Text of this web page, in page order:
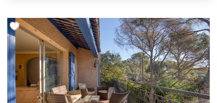
fait une demeure unique, à la fois raffinée et intemporelle.
Un cadre privilégié, calme et lumineux Nichée dans un
parc paysager de plus d'un hectare, la propriété offre un
environnement enchanteur où nature et sérénité
dominent, tout en restant proche du littoral et des
commodités. Une demeure raffinée et fonctionnelle : 4
chambres, 3 salles de bains et 1 salle d'eau 1 studio
indépendant Bureau, bibliothèque et salle à manger
complémentaire Cuisine spacieuse, cellier, nombreux